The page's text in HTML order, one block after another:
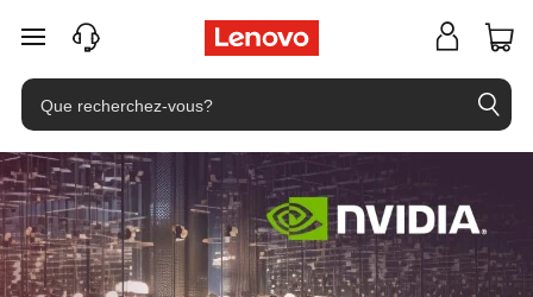
passer au contenu principal